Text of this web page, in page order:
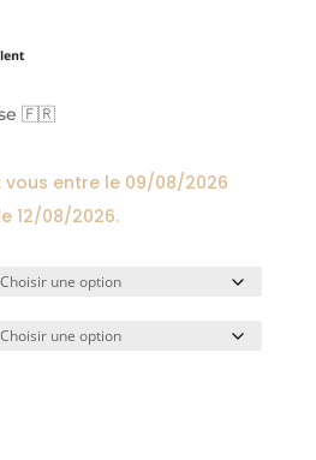
🇫🇷
vous entre le 09/08/2026
12/08/2026.